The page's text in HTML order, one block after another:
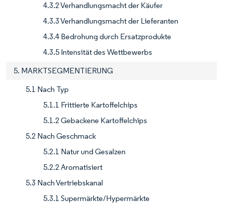
4.3.2 Verhandlungsmacht der Käufer
4.3.3 Verhandlungsmacht der Lieferanten
4.3.4 Bedrohung durch Ersatzprodukte
4.3.5 Intensität des Wettbewerbs
5. MARKTSEGMENTIERUNG
5.1 Nach Typ
5.1.1 Frittierte Kartoffelchips
5.1.2 Gebackene Kartoffelchips
5.2 Nach Geschmack
5.2.1 Natur und Gesalzen
5.2.2 Aromatisiert
5.3 Nach Vertriebskanal
5.3.1 Supermärkte/Hypermärkte